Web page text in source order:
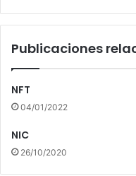
Publicaciones
NFT
04/01/2022
NIC
26/10/2020